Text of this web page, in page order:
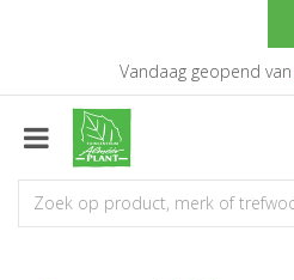
a
Vandaag geopend van